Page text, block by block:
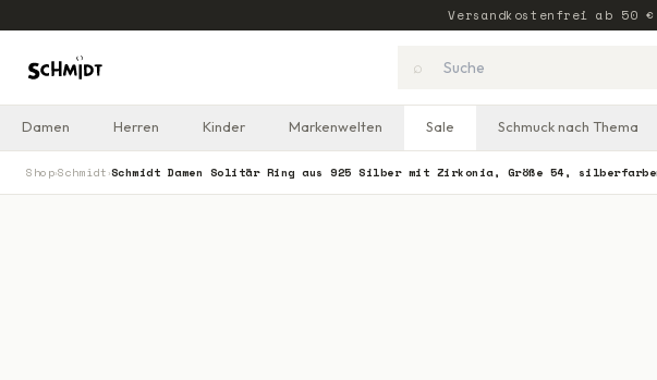
Versandkostenfrei ab 50 €
⌕
Damen Herren Kinder Markenwelten Sale Schmuck nach Thema
Shop›Schmidt ›Schmidt Damen Solitär Ring aus 925 Silber mit Zirkonia, Größe 54,